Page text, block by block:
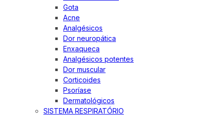
Gota
Acne
Analgésicos
Dor neuropática
Enxaqueca
Analgésicos potentes
Dor muscular
Corticoides
Psoríase
Dermatológicos
SISTEMA RESPIRATÓRIO